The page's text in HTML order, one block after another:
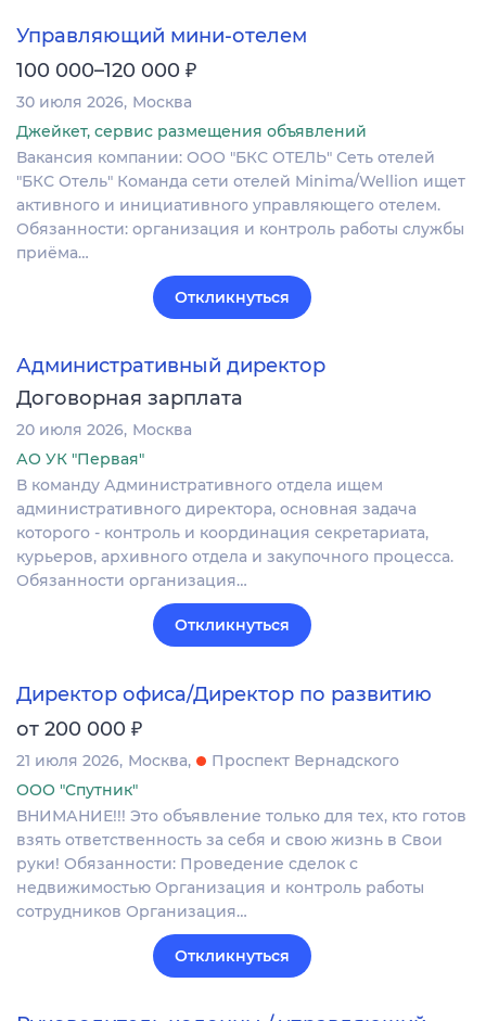
Управляющий мини-отелем
100 000–120 000 ₽
30 июля 2026 Москва
Джейкет, сервис размещения объявлений
Вакансия компании: ООО "БКС ОТЕЛЬ" Сеть отелей
"БКС Отель" Команда сети отелей Minima/Wellion ищет
активного и инициативного управляющего отелем.
Обязанности: организация и контроль работы службы
приёма…
Откликнуться
Административный директор
Договорная зарплата
20 июля 2026 Москва
АО УК "Первая"
В команду Административного отдела ищем
административного директора, основная задача
которого - контроль и координация секретариата,
курьеров, архивного отдела и закупочного процесса.
Обязанности организация…
Откликнуться
Директор офиса/Директор по развитию
от 200 000 ₽
21 июля 2026 Москва
Проспект Вернадского
ООО "Спутник"
ВНИМАНИЕ!!! Это объявление только для тех, кто готов
взять ответственность за себя и свою жизнь в Свои
руки! Обязанности: Проведение сделок с
недвижимостью Организация и контроль работы
сотрудников Организация…
Откликнуться